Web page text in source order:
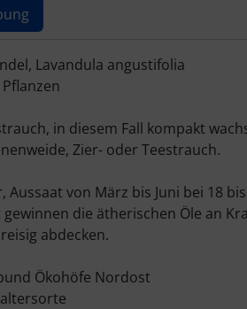
Lavandula angustifolia
in diesem Fall kompakt
Zier- oder Teestrauch.
Aussaat von März bis Juni bei 18
die ätherischen Öle an
abdecken.
Ökohöfe Nordost